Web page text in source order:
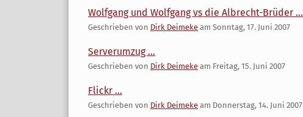
Wolfgang und Wolfgang vs die Albrecht-Brüder ...
Geschrieben von Dirk Deimeke am Sonntag, 17. Juni 2007
Serverumzug ...
Geschrieben von Dirk Deimeke am Freitag, 15. Juni 2007
Flickr ...
Geschrieben von Dirk Deimeke am Donnerstag, 14. Juni 2007